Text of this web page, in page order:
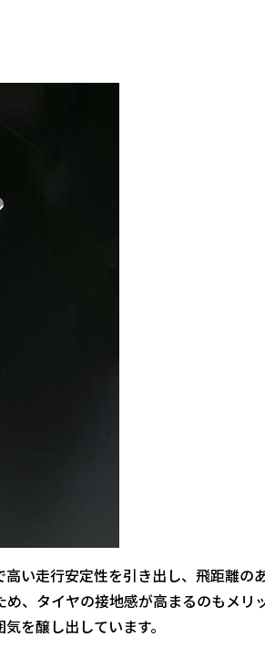
い走行安定性を引き出し、飛距離の
、タイヤの接地感が高まるのもメリ
を醸し出しています。